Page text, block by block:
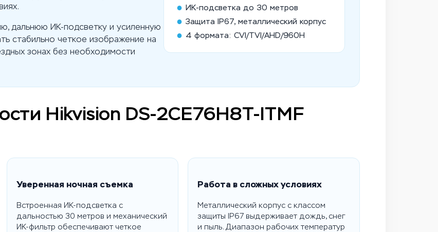
дальнюю ИК-подсветку и усиленную
стабильно четкое изображение на
зонах без необходимости
● ИК-подсветка до 30 метров
● Защита IP67, металлический корпус
● 4 формата: CVI/TVI/AHD/960H
Hikvision DS-2CE76H8T-ITMF
Уверенная ночная съемка
Встроенная ИК-подсветка с
дальностью 30 метров и механический
ИК-фильтр обеспечивают четкое
Работа в сложных условиях
Металлический корпус с классом
защиты IP67 выдерживает дождь, снег
и пыль. Диапазон рабочих температур